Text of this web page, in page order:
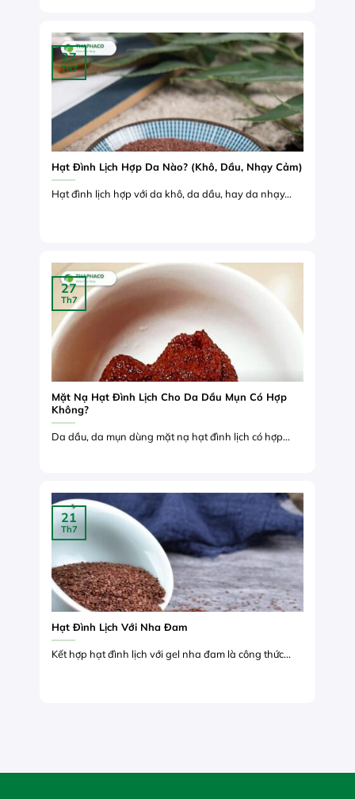
Hạt Đình Lịch Hợp Da Nào? (Khô, Dầu, Nhạy Cảm)
Hạt đình lịch hợp với da khô, da dầu, hay da nhạy...
27
Th7
Mặt Nạ Hạt Đình Lịch Cho Da Dầu Mụn Có Hợp
Không?
Da dầu, da mụn dùng mặt nạ hạt đình lịch có hợp...
27
Th7
Hạt Đình Lịch Với Nha Đam
Kết hợp hạt đình lịch với gel nha đam là công thức...
21
Th7